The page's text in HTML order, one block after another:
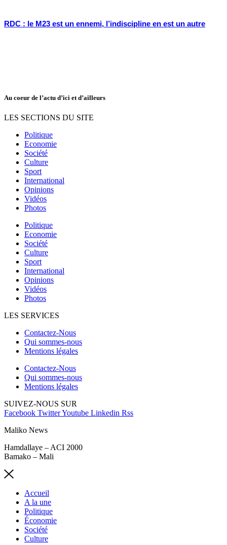
RDC : le M23 est un ennemi, l’indiscipline en est un autre
Au coeur de l’actu d’ici et d’ailleurs
LES SECTIONS DU SITE
Politique
Economie
Société
Culture
Sport
International
Opinions
Vidéos
Photos
Politique
Economie
Société
Culture
Sport
International
Opinions
Vidéos
Photos
LES SERVICES
Contactez-Nous
Qui sommes-nous
Mentions légales
Contactez-Nous
Qui sommes-nous
Mentions légales
SUIVEZ-NOUS SUR
Facebook TwitterYoutube Linkedin Rss
Maliko News
Hamdallaye – ACI 2000
Bamako – Mali
Accueil
A la une
Politique
Économie
Société
Culture